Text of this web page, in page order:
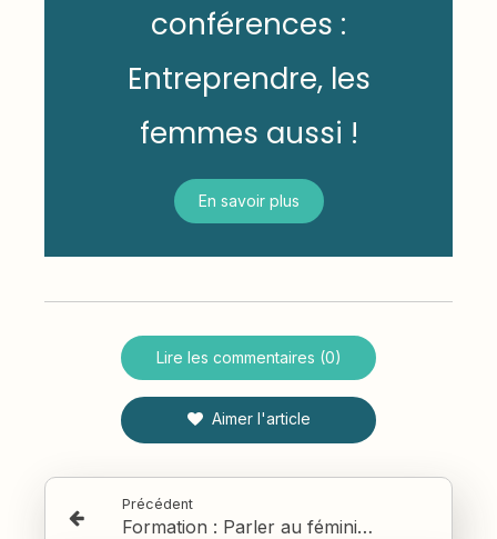
conférences :
Entreprendre, les
femmes aussi !
En savoir plus
Lire les commentaires (0)
Aimer l'article
Précédent
Formation : Parler au féminin - Comment faire entendre sa voix sur les enjeux Mixité et Egalité professionnelle entre les femmes et les hommes